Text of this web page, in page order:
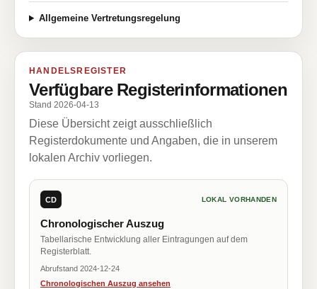
Allgemeine Vertretungsregelung
HANDELSREGISTER
Verfügbare Registerinformationen
Stand 2026-04-13
Diese Übersicht zeigt ausschließlich
Registerdokumente und Angaben, die in unserem
lokalen Archiv vorliegen.
CD LOKAL VORHANDEN
Chronologischer Auszug
Tabellarische Entwicklung aller Eintragungen auf dem
Registerblatt.
Abrufstand 2024-12-24
Chronologischen Auszug ansehen